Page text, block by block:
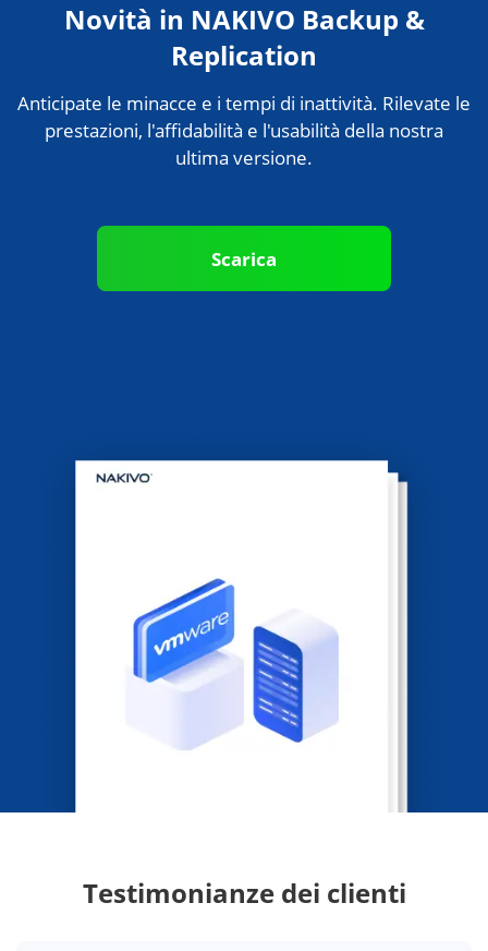
Novità in NAKIVO Backup &
Replication
Anticipate le minacce e i tempi di inattività. Rilevate le
prestazioni, l'affidabilità e l'usabilità della nostra
ultima versione.
Scarica
Testimonianze dei clienti